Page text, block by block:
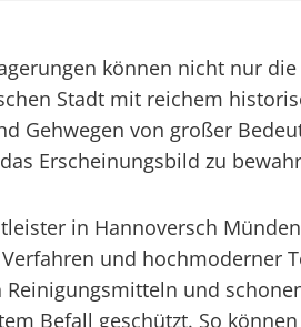
können nicht nur
Stadt mit reichem
Gehwegen von großer
Erscheinungsbild zu
in Hannoversch
und hochmoderner
Reinigungsmitteln und
Befall geschützt. So